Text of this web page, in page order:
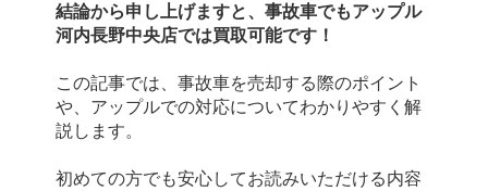
結論から申し上げますと、事故車でもアップル
河内長野中央店では買取可能です！
この記事では、事故車を売却する際のポイント
や、アップルでの対応についてわかりやすく解
説します。
初めての方でも安心してお読みいただける内容